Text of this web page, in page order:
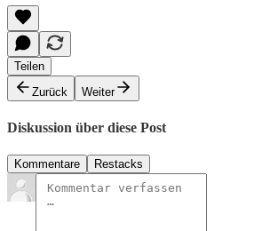
Teilen
Zurück
Weiter
Diskussion über diese Post
Kommentare Restacks